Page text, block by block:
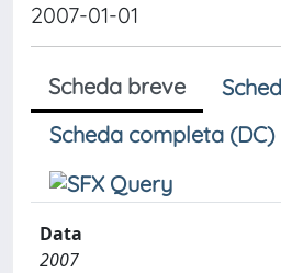
2007-01-01
Scheda breve
Scheda completa (DC)
Data
2007